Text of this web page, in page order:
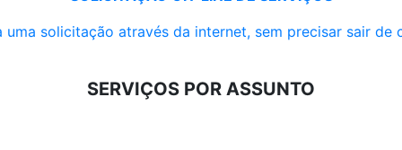
uma solicitação através da internet, sem precisar sair de
SERVIÇOS POR ASSUNTO